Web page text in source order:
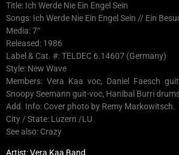
Title: Ich Werde Nie Ein Engel Sein
Songs: Ich Werde Nie Ein Engel Sein // Ein
Media: 7“
Released: 1986
Label & Cat. #: TELDEC 6.14607 (Germany)
Style: New Wave
Members: Vera Kaa voc, Daniel Faesch
Snoopy Seemann guit-voc, Hanibal Burri
Add. Info: Cover photo by Remy Markowitsch.
City / State: Luzern /LU
See also: Crazy
Artist: Vera Kaa Band